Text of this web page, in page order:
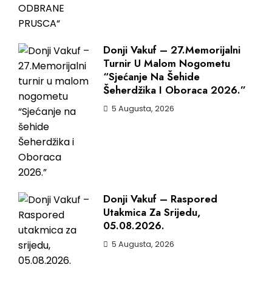
Donji Vakuf – 27.Memorijalni
Turnir U Malom Nogometu
“Sjećanje Na Šehide
Šeherdžika I Oboraca 2026.”
5 Augusta, 2026
Donji Vakuf – Raspored
Utakmica Za Srijedu,
05.08.2026.
5 Augusta, 2026